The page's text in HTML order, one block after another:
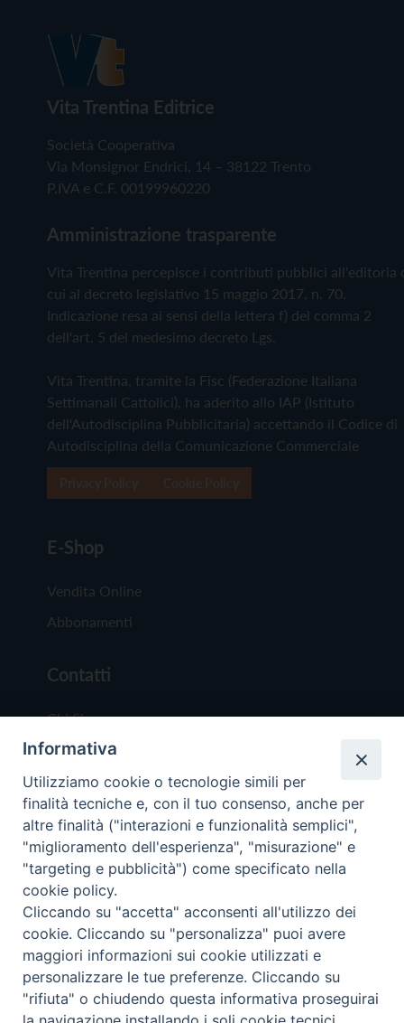
Vita Trentina Editrice
Società Cooperativa
Via Monsignor Endrici, 14 – 38122 Trento
P.IVA e C.F. 00199960220
Amministrazione trasparente
Vita Trentina percepisce i contributi pubblici all'editoria
cui al decreto legislativo 15 maggio 2017, n. 70.
Indicazione resa ai sensi della lettera f) del comma 2
dell'art. 5 del medesimo decreto Lgs.
Vita Trentina, tramite la Fisc (Federazione Italiana
Settimanali Cattolici), ha aderito allo IAP (Istituto
dell'Autodisciplina Pubblicitaria) accettando il Codice di
Autodisciplina della Comunicazione Commerciale
E-Shop
Vendita Online
Abbonamenti
Contatti
Chi Siamo
Redazione
Scrivici
Copyright © 2019 - Tutti i diritti riservati - Vita
Trentina Editrice
Privacy Policy
Torna
Informativa
Utilizziamo cookie o tecnologie simili per
finalità tecniche e, con il tuo consenso, anche per
altre finalità ("interazioni e funzionalità semplici",
"miglioramento dell'esperienza", "misurazione" e
"targeting e pubblicità") come specificato nella
cookie policy.
Cliccando su "accetta" acconsenti all'utilizzo dei
cookie. Cliccando su "personalizza" puoi avere
maggiori informazioni sui cookie utilizzati e
personalizzare le tue preferenze. Cliccando su
"rifiuta" o chiudendo questa informativa proseguirai